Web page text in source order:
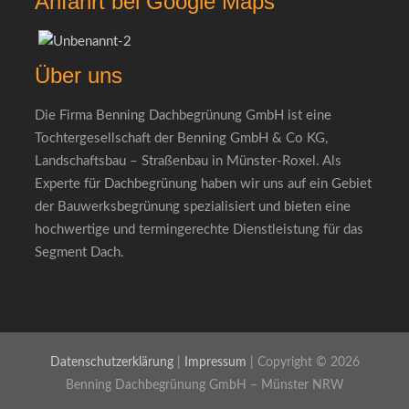
Über uns
Die Firma Benning Dachbegrünung GmbH ist eine
Tochtergesellschaft der Benning GmbH & Co KG,
Landschaftsbau – Straßenbau in Münster-Roxel. Als
Experte für Dachbegrünung haben wir uns auf ein Gebiet
der Bauwerksbegrünung spezialisiert und bieten eine
hochwertige und termingerechte Dienstleistung für das
Segment Dach.
Datenschutzerklärung| Impressum | Copyright © 2026
Benning Dachbegrünung GmbH – Münster NRW